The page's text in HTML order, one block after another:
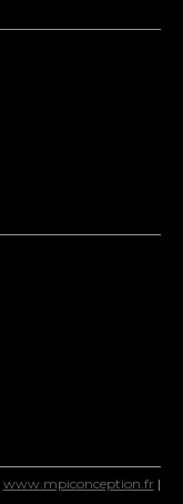
www.mpiconception.fr |